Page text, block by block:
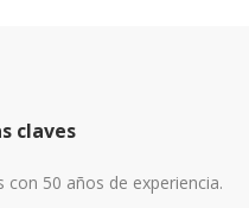
claves
con 50 años de experiencia.